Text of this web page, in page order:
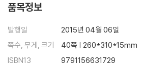
품목정보
발행일
2015년 04월 06일
쪽수, 무게, 크기
40쪽 | 260*310*15mm
ISBN13
9791156631729